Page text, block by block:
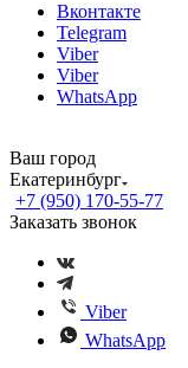
Вконтакте
Telegram
Viber
Viber
WhatsApp
Ваш город
Екатеринбург
+7 (950) 170-55-77
Заказать звонок
Viber
WhatsApp